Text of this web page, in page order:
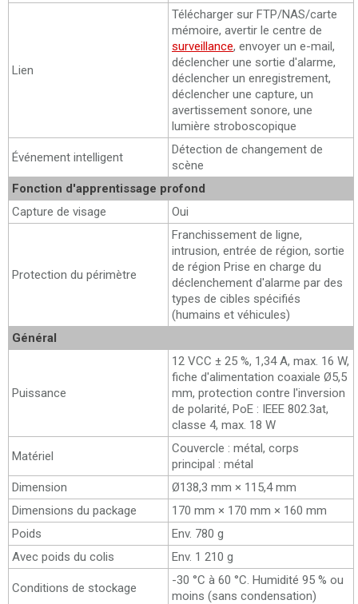
Lien
Télécharger sur FTP/NAS/carte
mémoire, avertir le centre de
surveillance, envoyer un e-mail,
déclencher une sortie d'alarme,
déclencher un enregistrement,
déclencher une capture, un
avertissement sonore, une
lumière stroboscopique
Événement intelligent
Détection de changement de
scène
Fonction d'apprentissage profond
Capture de visage
Oui
Protection du périmètre
Franchissement de ligne,
intrusion, entrée de région, sortie
de région Prise en charge du
déclenchement d'alarme par des
types de cibles spécifiés
(humains et véhicules)
Général
Puissance
12 VCC ± 25 %, 1,34 A, max. 16 W,
fiche d'alimentation coaxiale Ø5,5
mm, protection contre l'inversion
de polarité, PoE : IEEE 802.3at,
classe 4, max. 18 W
Matériel
Couvercle : métal, corps
principal : métal
Dimension
Ø138,3 mm × 115,4 mm
Dimensions du package
170 mm × 170 mm × 160 mm
Poids
Env. 780 g
Avec poids du colis
Env. 1 210 g
Conditions de stockage
-30 °C à 60 °C. Humidité 95 % ou
moins (sans condensation)